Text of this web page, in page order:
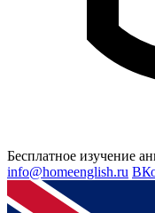
Бесплатное изучение
info@homeenglish.ru